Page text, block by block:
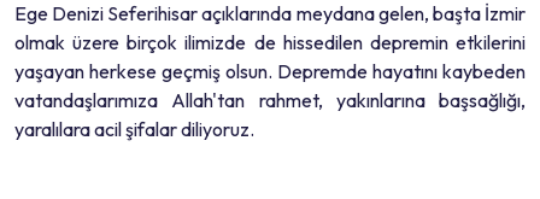
Ege Denizi Seferihisar açıklarında meydana gelen, başta İzmir
olmak üzere birçok ilimizde de hissedilen depremin etkilerini
yaşayan herkese geçmiş olsun. Depremde hayatını kaybeden
vatandaşlarımıza Allah'tan rahmet, yakınlarına başsağlığı,
yaralılara acil şifalar diliyoruz.